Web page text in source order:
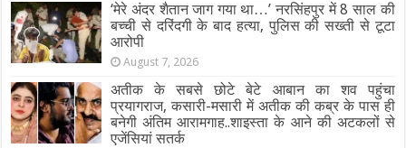
‘मेरे अंदर शैतान जाग गया था…’ नरसिंहपुर में 8 साल की
बच्ची से दरिंदगी के बाद हत्या, पुलिस की सख्ती से टूटा
आरोपी
August 7, 2026
अतीक के सबसे छोटे बेटे आबान का शव पहुंचा
प्रयागराज, कसारी-मसारी में अतीक की कब्र के पास ही
बनेगी अंतिम आरामगाह..शाइस्ता के आने की अटकलों से
एजेंसियां सतर्क